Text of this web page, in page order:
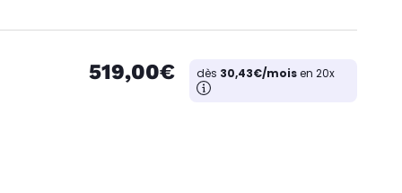
519,00€ dès 30,43€/moisen 20x